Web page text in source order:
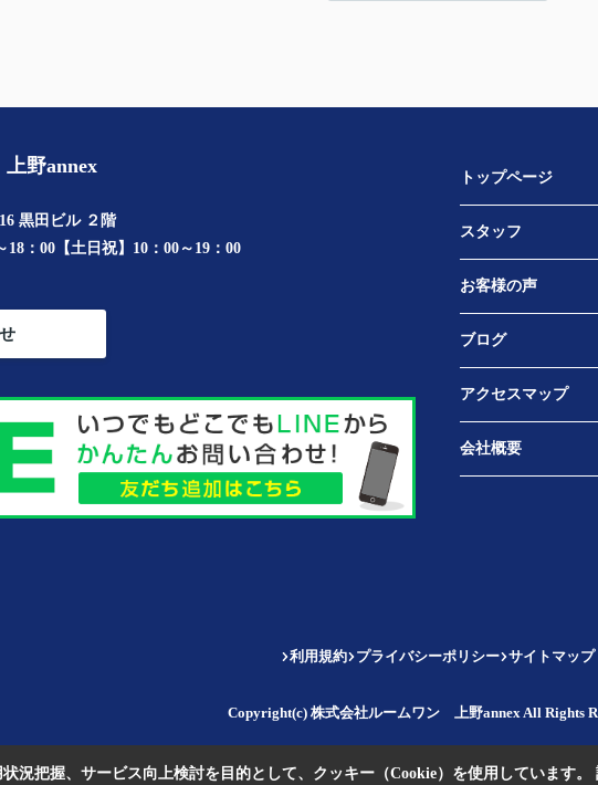
野annex
黒田ビル ２階
18：00【土日祝】10：00～19：00
トップページ
スタッフ
お客様の声
ブログ
アクセスマップ
会社概要
利用規約 プライバシーポリシー サイトマップ
Copyright(c) 株式会社ルームワン 上野annex All Rights
況把握、サービス向上検討を目的として、クッキー（Cookie）を使用しています。